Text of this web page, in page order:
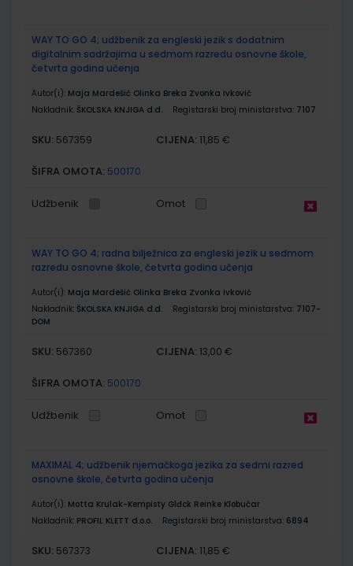
WAY TO GO 4; udžbenik za engleski jezik s dodatnim
digitalnim sadržajima u sedmom razredu osnovne škole,
četvrta godina učenja
Autor(i): Maja Mardešić Olinka Breka Zvonka Ivković
Nakladnik: ŠKOLSKA KNJIGA d.d. Registarski broj ministarstva: 7107
SKU: 567359 CIJENA: 11,85 €
ŠIFRA OMOTA: 500170
Udžbenik Omot
WAY TO GO 4; radna bilježnica za engleski jezik u sedmom
razredu osnovne škole, četvrta godina učenja
Autor(i): Maja Mardešić Olinka Breka Zvonka Ivković
Nakladnik: ŠKOLSKA KNJIGA d.d. Registarski broj ministarstva: 7107-
DOM
SKU: 567360 CIJENA: 13,00 €
ŠIFRA OMOTA: 500170
Udžbenik Omot
MAXIMAL 4; udžbenik njemačkoga jezika za sedmi razred
osnovne škole, četvrta godina učenja
Autor(i): Motta Krulak-Kempisty Glđck Reinke Klobučar
Nakladnik: PROFIL KLETT d.o.o. Registarski broj ministarstva: 6894
SKU: 567373 CIJENA: 11,85 €